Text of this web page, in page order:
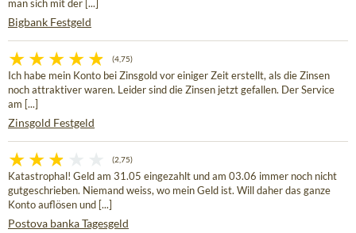
man sich mit der [...]
Bigbank Festgeld
(4,75)
Ich habe mein Konto bei Zinsgold vor einiger Zeit erstellt, als die Zinsen
noch attraktiver waren. Leider sind die Zinsen jetzt gefallen. Der Service
am [...]
Zinsgold Festgeld
(2,75)
Katastrophal! Geld am 31.05 eingezahlt und am 03.06 immer noch nicht
gutgeschrieben. Niemand weiss, wo mein Geld ist. Will daher das ganze
Konto auflösen und [...]
Postova banka Tagesgeld